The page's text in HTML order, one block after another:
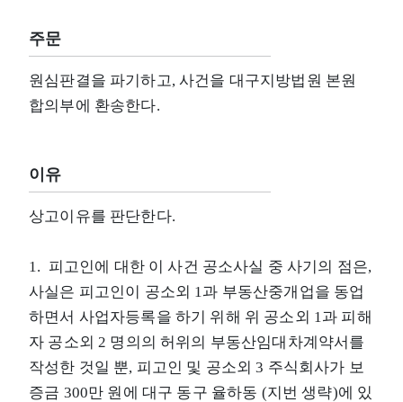
주문
원심판결을 파기하고, 사건을 대구지방법원 본원
합의부에 환송한다.
이유
상고이유를 판단한다.
1. 피고인에 대한 이 사건 공소사실 중 사기의 점은,
사실은 피고인이 공소외 1과 부동산중개업을 동업
하면서 사업자등록을 하기 위해 위 공소외 1과 피해
자 공소외 2 명의의 허위의 부동산임대차계약서를
작성한 것일 뿐, 피고인 및 공소외 3 주식회사가 보
증금 300만 원에 대구 동구 율하동 (지번 생략)에 있